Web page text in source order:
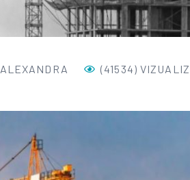
ALEXANDRA (41534)